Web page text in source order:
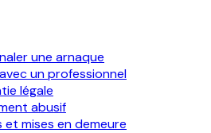
une arnaque
un professionnel
légale
abusif
mises en demeure